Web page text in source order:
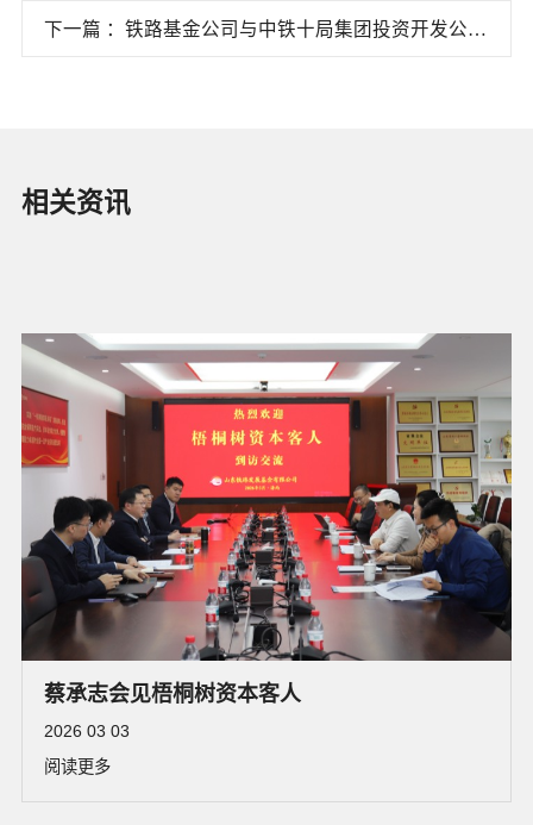
理论学习中心组学习
下一篇 ：铁路基金公司与中铁十局集团投资开发公司
相关资讯
蔡承志会见梧桐树资本客人
2026 03 03
阅读更多